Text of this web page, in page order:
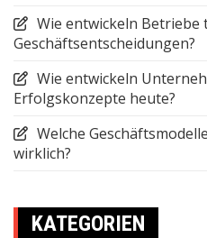
Wie entwickeln Betriebe
Geschäftsentscheidungen?
Wie entwickeln
Erfolgskonzepte heute?
Welche
wirklich?
KATEGORIEN